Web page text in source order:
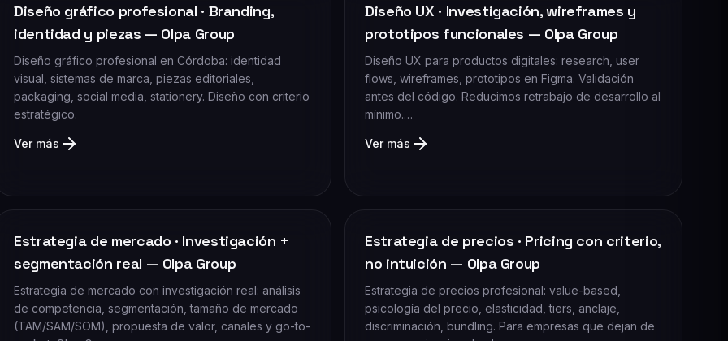
Diseño gráfico profesional · Branding,
identidad y piezas — Olpa Group
Diseño gráfico profesional en Córdoba: identidad
visual, sistemas de marca, piezas editoriales,
packaging, social media, stationery. Diseño con criterio
estratégico.
Ver más
Diseño UX · Investigación, wireframes y
prototipos funcionales — Olpa Group
Diseño UX para productos digitales: research, user
flows, wireframes, prototipos en Figma. Validación
antes del código. Reducimos retrabajo de desarrollo al
mínimo.…
Ver más
Estrategia de mercado · Investigación +
segmentación real — Olpa Group
Estrategia de mercado con investigación real: análisis
de competencia, segmentación, tamaño de mercado
(TAM/SAM/SOM), propuesta de valor, canales y go-to-
Estrategia de precios · Pricing con criterio,
no intuición — Olpa Group
Estrategia de precios profesional: value-based,
psicología del precio, elasticidad, tiers, anclaje,
discriminación, bundling. Para empresas que dejan de